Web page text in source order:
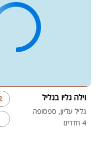
וילה גליו בגליל
גליל עליון, ספסופה
4 חדרים